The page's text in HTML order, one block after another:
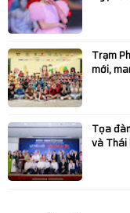
Trạm
mới,
Tọa
và Thái